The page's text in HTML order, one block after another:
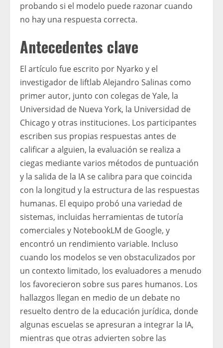
probando si el modelo puede razonar cuando
no hay una respuesta correcta.
Antecedentes clave
El artículo fue escrito por Nyarko y el
investigador de liftlab Alejandro Salinas como
primer autor, junto con colegas de Yale, la
Universidad de Nueva York, la Universidad de
Chicago y otras instituciones. Los participantes
escriben sus propias respuestas antes de
calificar a alguien, la evaluación se realiza a
ciegas mediante varios métodos de puntuación
y la salida de la IA se calibra para que coincida
con la longitud y la estructura de las respuestas
humanas. El equipo probó una variedad de
sistemas, incluidas herramientas de tutoría
comerciales y NotebookLM de Google, y
encontró un rendimiento variable. Incluso
cuando los modelos se ven obstaculizados por
un contexto limitado, los evaluadores a menudo
los favorecieron sobre sus pares humanos. Los
hallazgos llegan en medio de un debate no
resuelto dentro de la educación jurídica, donde
algunas escuelas se apresuran a integrar la IA,
mientras que otras advierten sobre las